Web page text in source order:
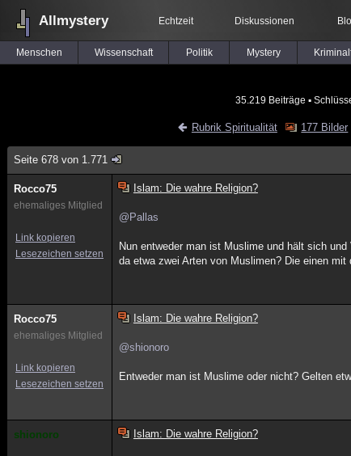
Allmystery Echtzeit Diskussionen
Menschen Wissenschaft Politik Mystery
35.219 Beiträge ▪
Rubrik Spiritualität 177 Bilder
Seite 678 von 1.771
Rocco75
ehemaliges Mitglied
Link kopieren
Lesezeichen setzen
Islam: Die wahre Religion?
@Pallas
Nun entweder man ist Muslime und hält sich
da etwa zwei Arten von Muslimen? Die einen mit
Rocco75
ehemaliges Mitglied
Link kopieren
Lesezeichen setzen
Islam: Die wahre Religion?
@shionoro
Entweder man ist Muslime oder nicht? Gelten
shionoro Islam: Die wahre Religion?